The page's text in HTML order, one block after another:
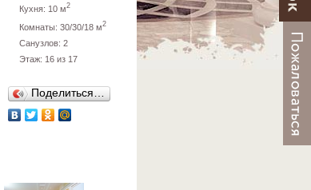
Кухня: 10 м2
Комнаты: 30/30/18 м2
Санузлов: 2
Этаж: 16 из 17
Поделиться…